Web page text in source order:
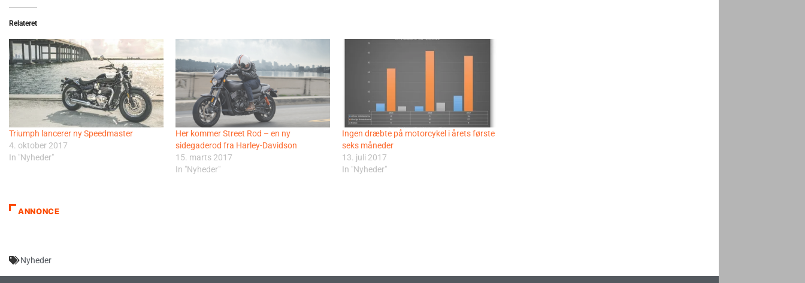
Relateret
Triumph lancerer ny Speedmaster
4. oktober 2017
In "Nyheder"
Her kommer Street Rod – en ny
sidegaderod fra Harley-Davidson
15. marts 2017
In "Nyheder"
Ingen dræbte på motorcykel i årets første
seks måneder
13. juli 2017
In "Nyheder"
ANNONCE
Nyheder